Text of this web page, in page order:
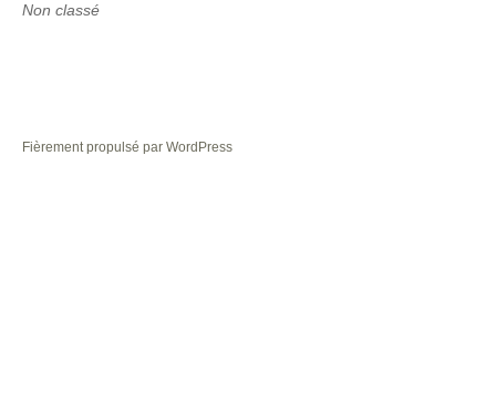
Non classé
Fièrement propulsé par WordPress